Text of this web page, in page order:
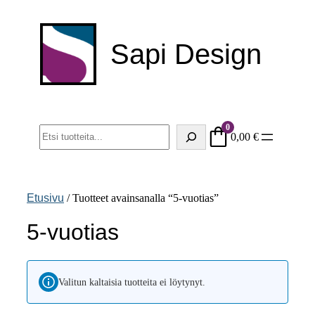
sisältöön
Sapi Design
0
0,00€
Etusivu / Tuotteet avainsanalla “5-vuotias”
5-vuotias
Valitun kaltaisia tuotteita ei löytynyt.